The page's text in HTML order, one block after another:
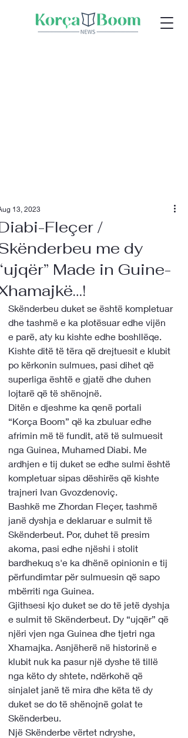
Fleçer /
me dy
Made in Guine-
13, 2023
Skënderbeu duket se është kompletuar
dhe tashmë e ka plotësuar edhe vijën
e parë, aty ku kishte edhe boshllëqe.
Kishte ditë të tëra që drejtuesit e klubit
po kërkonin sulmues, pasi dihet që
superliga është e gjatë dhe duhen
lojtarë që të shënojnë.
Ditën e djeshme ka qenë portali
“Korça Boom” që ka zbuluar edhe
afrimin më të fundit, atë të sulmuesit
nga Guinea, Muhamed Diabi. Me
ardhjen e tij duket se edhe sulmi është
kompletuar sipas dëshirës që kishte
trajneri Ivan Gvozdenoviç.
Bashkë me Zhordan Fleçer, tashmë
janë dyshja e deklaruar e sulmit të
Skënderbeut. Por, duhet të presim
akoma, pasi edhe njëshi i stolit
bardhekuq s'e ka dhënë opinionin e tij
përfundimtar për sulmuesin që sapo
mbërriti nga Guinea.
Gjithsesi kjo duket se do të jetë dyshja
e sulmit të Skënderbeut. Dy “ujqër” që
njëri vjen nga Guinea dhe tjetri nga
Xhamajka. Asnjëherë në historinë e
klubit nuk ka pasur një dyshe të tillë
nga këto dy shtete, ndërkohë që
sinjalet janë të mira dhe këta të dy
duket se do të shënojnë golat te
Skënderbeu.
Një Skënderbe vërtet ndryshe,